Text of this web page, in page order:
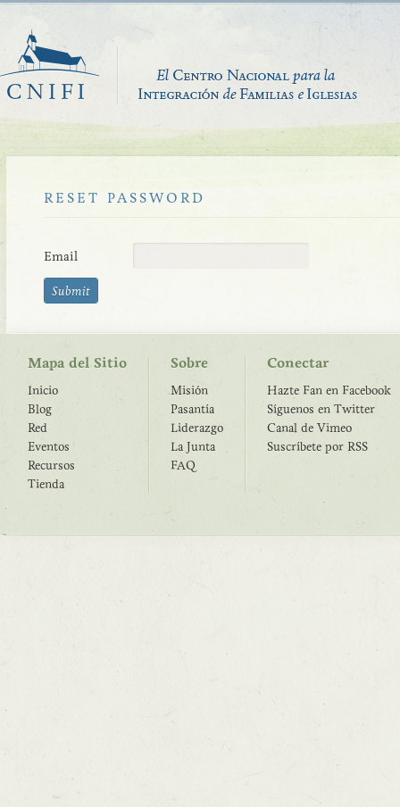
RESET PASSWORD
Email
Mapa del Sitio
Inicio
Blog
Red
Eventos
Recursos
Tienda
Sobre
Misión
Pasantía
Liderazgo
La Junta
FAQ
Conectar
Hazte Fan en Facebook
Síguenos en Twitter
Canal de Vimeo
Suscríbete por RSS